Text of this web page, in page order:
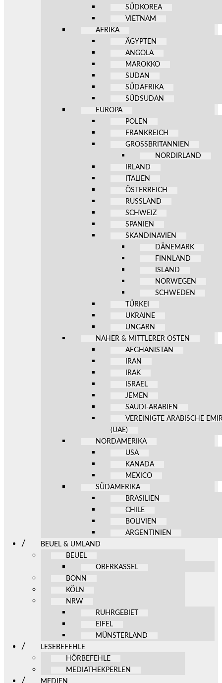
SÜDKOREA
VIETNAM
AFRIKA
ÄGYPTEN
ANGOLA
MAROKKO
SUDAN
SÜDAFRIKA
SÜDSUDAN
EUROPA
POLEN
FRANKREICH
GROSSBRITANNIEN
NORDIRLAND
IRLAND
ITALIEN
ÖSTERREICH
RUSSLAND
SCHWEIZ
SPANIEN
SKANDINAVIEN
DÄNEMARK
FINNLAND
ISLAND
NORWEGEN
SCHWEDEN
TÜRKEI
UKRAINE
UNGARN
NAHER & MITTLERER OSTEN
AFGHANISTAN
IRAN
IRAK
ISRAEL
JEMEN
SAUDI-ARABIEN
VEREINIGTE ARABISCHE
(UAE)
NORDAMERIKA
USA
KANADA
MEXICO
SÜDAMERIKA
BRASILIEN
CHILE
BOLIVIEN
ARGENTINIEN
BEUEL & UMLAND
BEUEL
OBERKASSEL
BONN
KÖLN
NRW
RUHRGEBIET
EIFEL
MÜNSTERLAND
LESEBEFEHLE
HÖRBEFEHLE
MEDIATHEKPERLEN
MEDIEN